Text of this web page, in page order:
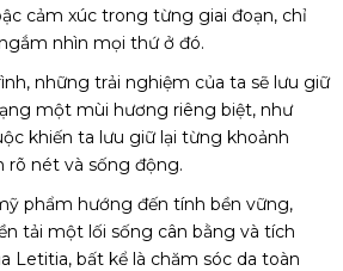
cảm xúc trong từng giai đoạn, chỉ
nhìn mọi thứ ở đó.
những trải nghiệm của ta sẽ lưu giữ
một mùi hương riêng biệt, như
khiến ta lưu giữ lại từng khoảnh
rõ nét và sống động.
phẩm hướng đến tính bền vững,
tải một lối sống cân bằng và tích
Letitia, bất kể là chăm sóc da toàn